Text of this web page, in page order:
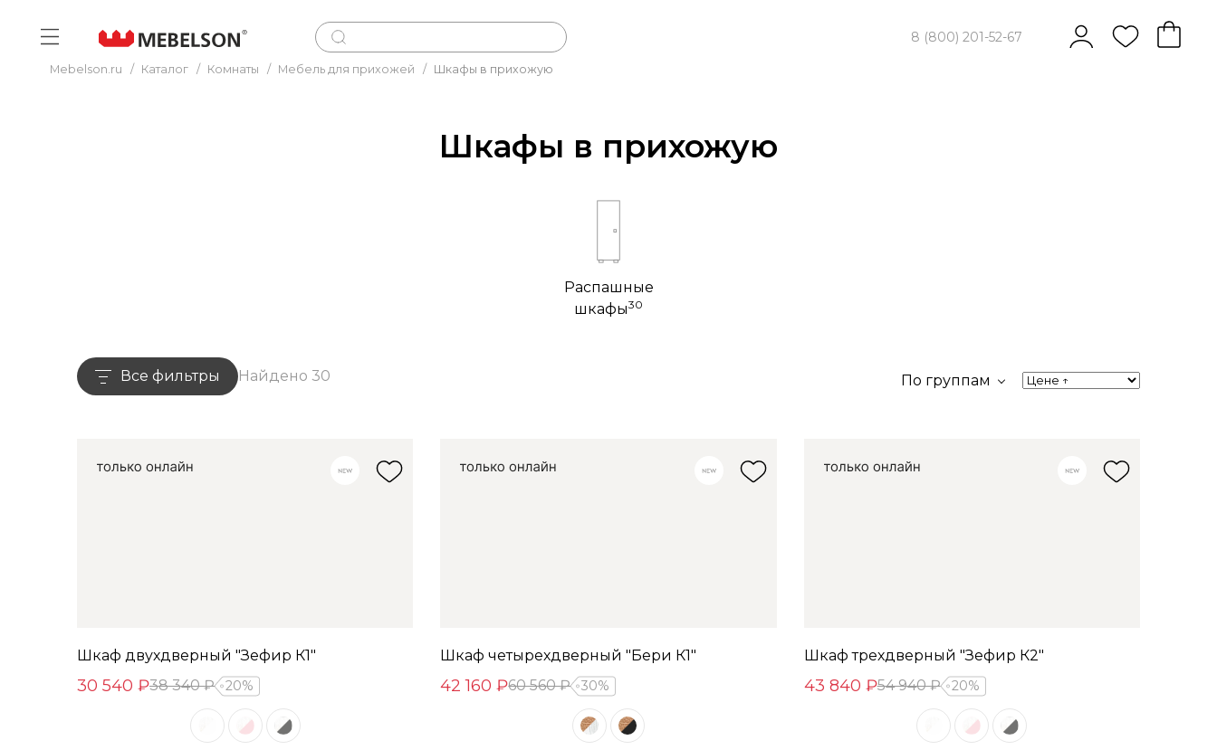
8 (800) 201-52-67
Mebelson.ru / Каталог / Комнаты / Мебель для прихожей / Шкафы в прихожую
Шкафы в прихожую
Распашные
шкафы30
Все фильтры Найдено 30 По группам
Шкаф двухдверный "Зефир К1"
30 540 ₽38 340 ₽ 20%
Шкаф четырехдверный "Бери К1"
42 160 ₽60 560 ₽ 30%
Шкаф трехдверный "Зефир К2"
43 840 ₽54 940 ₽ 20%